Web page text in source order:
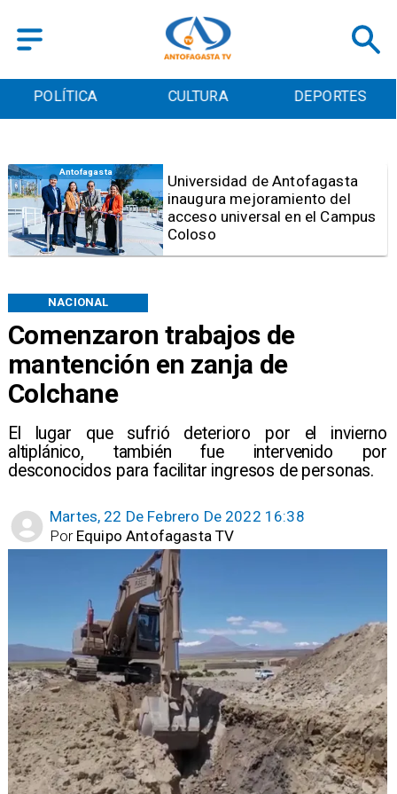
POLÍTICA CULTURA DEPORTES
Comenzaron trabajos de
mantención en zanja de
Colchane
El lugar que sufrió deterioro por el invierno
altiplánico, también fue intervenido por
desconocidos para facilitar ingresos de personas.
NACIONAL
Martes, 22 De Febrero De 2022 16:38
Equipo Antofagasta TV
Por
Antofagasta
Foco de Aedes Aegypti:
Entierran "Pantano Urbano"
ubicado a pasos de la
Municipalidad de Antofagasta